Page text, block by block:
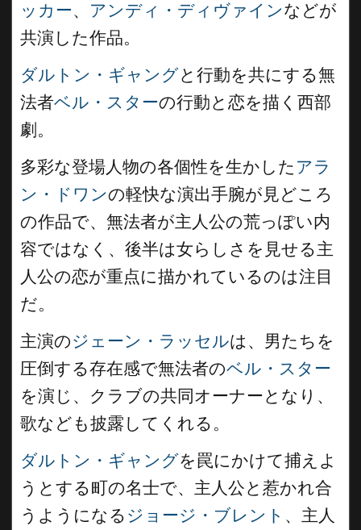
ッカー、 アンディ・ディヴァインなどが
共演した作品。
ダルトン・ギャングと行動を共にする無
法者ベル・スターの行動と恋を描く西部
劇。
多彩な登場人物の各個性を生かした アラ
ン・ドワンの軽快な演出手腕が見どころ
の作品で、無法者が主人公の荒っぽい内
容ではなく、後半は女らしさを見せる主
人公の恋が重点に描かれているのは注目
だ。
主演のジェーン・ラッセルは、男たちを
圧倒する存在感で無法者のベル・スター
を演じ、クラブの共同オーナーとなり、
歌なども披露してくれる。
ダルトン・ギャングを罠にかけて捕えよ
うとする町の名士で、主人公と惹かれ合
うようになる ジョージ・ブレント 、主人